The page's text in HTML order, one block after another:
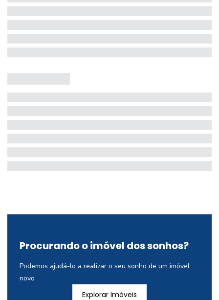
Procurando o imóvel dos sonhos?
Podemos ajudá-lo a realizar o seu sonho de um imóvel
novo
Explorar Imóveis